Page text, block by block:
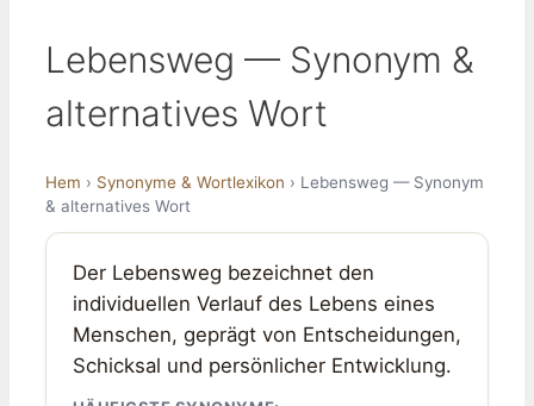
Lebensweg — Synonym &
alternatives Wort
Hem › Synonyme & Wortlexikon › Lebensweg — Synonym
& alternatives Wort
Der Lebensweg bezeichnet den
individuellen Verlauf des Lebens eines
Menschen, geprägt von Entscheidungen,
Schicksal und persönlicher Entwicklung.